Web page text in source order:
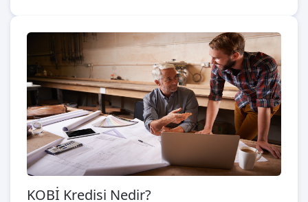
KOBİ Kredisi Nedir?